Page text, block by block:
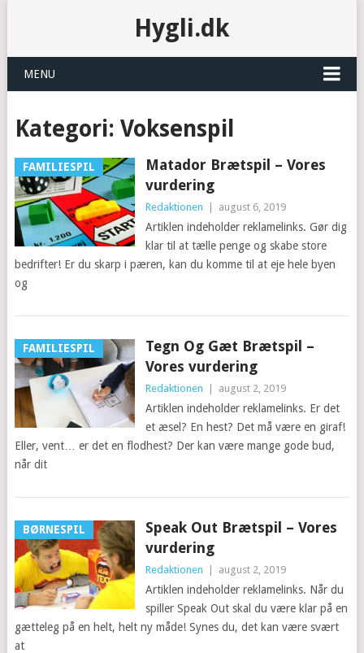
Hygli.dk
MENU
Kategori: Voksenspil
FAMILIESPIL
Matador Brætspil – Vores
vurdering
Redaktionen august 6, 2019
Artiklen indeholder reklamelinks. Gør dig
klar til at tælle penge og skabe store
bedrifter! Er du skarp i pæren, kan du komme til at eje hele byen
og
FAMILIESPIL
Tegn Og Gæt Brætspil –
Vores vurdering
Redaktionen august 2, 2019
Artiklen indeholder reklamelinks. Er det
et æsel? En hest? Det må være en giraf!
Eller, vent… er det en flodhest? Der kan være mange gode bud,
når dit
BØRNESPIL
Speak Out Brætspil – Vores
vurdering
Redaktionen august 2, 2019
Artiklen indeholder reklamelinks. Når du
spiller Speak Out skal du være klar på en
gætteleg på en helt, helt ny måde! Synes du, det kan være svært
at